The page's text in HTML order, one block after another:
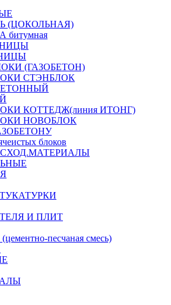
(ЦОКОЛЬНАЯ)
(ГАЗОБЕТОН)
СТЭНБЛОК
КОТТЕДЖ(линия ИТОНГ)
НОВОБЛОК
блоков
И ПЛИТ
песчаная смесь)